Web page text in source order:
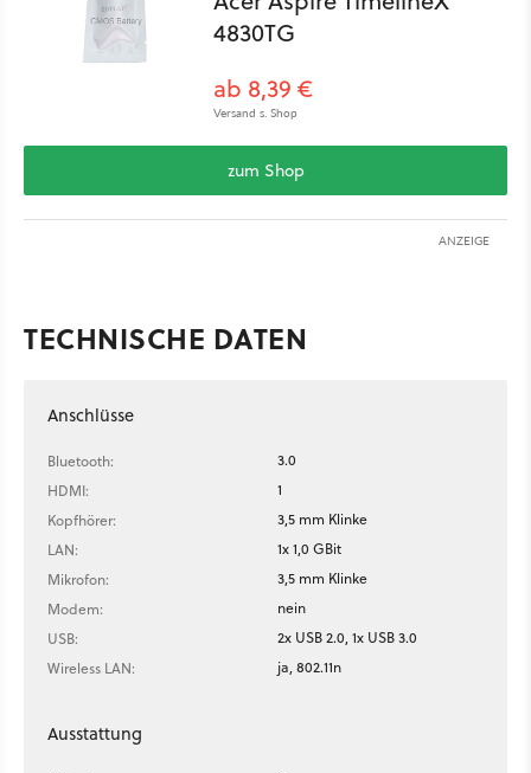
4830TG
ab 8,39 €
Versand s. Shop
zum Shop
ANZEIGE
TECHNISCHE DATEN
Anschlüsse
Bluetooth:
3.0
HDMI:
1
Kopfhörer:
3,5 mm Klinke
LAN:
1x 1,0 GBit
Mikrofon:
3,5 mm Klinke
Modem:
nein
USB:
2x USB 2.0, 1x USB 3.0
Wireless LAN:
ja, 802.11n
Ausstattung